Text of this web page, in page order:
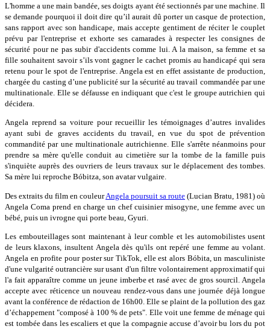
L'homme a une main bandée, ses doigts ayant été sectionnés par une machine. Il
se demande pourquoi il doit dire qu’il aurait dû porter un casque de protection,
sans rapport avec son handicape, mais accepte gentiment de réciter le couplet
prévu par l'entreprise et exhorte ses camarades à respecter les consignes de
sécurité pour ne pas subir d'accidents comme lui. A la maison, sa femme et sa
fille souhaitent savoir s’ils vont gagner le cachet promis au handicapé qui sera
retenu pour le spot de l'entreprise. Angela est en effet assistante de production,
chargée du casting d’une publicité sur la sécurité au travail commandée par une
multinationale. Elle se défausse en indiquant que c'est le groupe autrichien qui
décidera.
Angela reprend sa voiture pour recueillir les témoignages d’autres invalides
ayant subi de graves accidents du travail, en vue du spot de prévention
commandité par une multinationale autrichienne. Elle s'arrête néanmoins pour
prendre sa mère qu'elle conduit au cimetière sur la tombe de la famille puis
s'inquiète auprès des ouvriers de leurs travaux sur le déplacement des tombes.
Sa mère lui reproche Bóbitza, son avatar vulgaire.
Des extraits du film en couleurAngela poursuit sa route (Lucian Bratu, 1981) où
Angela Coma prend en charge un chef cuisinier misogyne, une femme avec un
bébé, puis un ivrogne qui porte beau, Gyuri.
Les embouteillages sont maintenant à leur comble et les automobilistes usent
de leurs klaxons, insultent Angela dès qu'ils ont repéré une femme au volant.
Angela en profite pour poster sur TikTok, elle est alors Bóbita, un masculiniste
d'une vulgarité outrancière sur usant d'un filtre volontairement approximatif qui
l'a fait apparaître comme un jeune imberbe et rasé avec de gros sourcil. Angela
accepte avec réticence un nouveau rendez-vous dans une journée déjà longue
avant la conférence de rédaction de 16h00. Elle se plaint de la pollution des gaz
d’échappement "composé à 100 % de pets". Elle voit une femme de ménage qui
est tombée dans les escaliers et que la compagnie accuse d’avoir bu lors du pot